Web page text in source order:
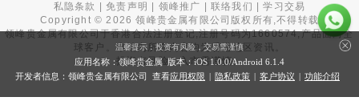
私隐条款 |免责声明 领峰推广 |联络我们 |学习交易
Copyright ©2026 领峰贵金属有限公司版权所有,不得转载
领峰贵金属有限公司于香港合法注册登记,注册号码为1660574,产品面向全
球客户。本站内所有内容均为香港地区资讯。
投资有风险，入市需谨慎。
温馨提示：投资有风险，交易需谨慎
应用名称：领峰贵金属 版本：iOS 1.0.0/Android 6.1.4
开发者信息：领峰贵金属有限公司 查看应用权限 | 隐私政策 | 客户协议 | 功能介绍